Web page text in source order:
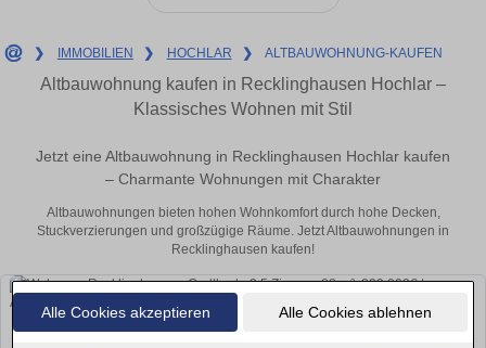
Alle Cookies akzeptieren Alle Cookies ablehnen
❯ IMMOBILIEN ❯ HOCHLAR ❯ ALTBAUWOHNUNG-KAUFEN
Altbauwohnung kaufen in Recklinghausen Hochlar –
Klassisches Wohnen mit Stil
Jetzt eine Altbauwohnung in Recklinghausen Hochlar kaufen
– Charmante Wohnungen mit Charakter
Altbauwohnungen bieten hohen Wohnkomfort durch hohe Decken,
Stuckverzierungen und großzügige Räume. Jetzt Altbauwohnungen in
Recklinghausen kaufen!